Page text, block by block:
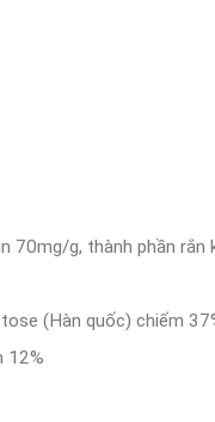
g, thành phần rắn
(Hàn quốc) chiếm
12%